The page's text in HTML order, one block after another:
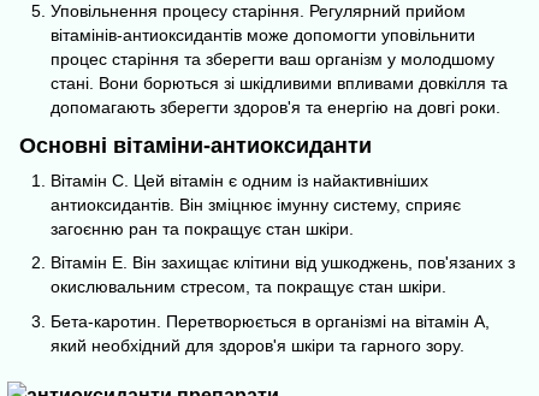
Уповільнення процесу старіння. Регулярний прийом
вітамінів-антиоксидантів може допомогти уповільнити
процес старіння та зберегти ваш організм у молодшому
стані. Вони борються зі шкідливими впливами довкілля та
допомагають зберегти здоров'я та енергію на довгі роки.
Основні вітаміни-антиоксиданти
Вітамін С. Цей вітамін є одним із найактивніших
антиоксидантів. Він зміцнює імунну систему, сприяє
загоєнню ран та покращує стан шкіри.
Вітамін Е. Він захищає клітини від ушкоджень, пов'язаних з
окислювальним стресом, та покращує стан шкіри.
Бета-каротин. Перетворюється в організмі на вітамін А,
який необхідний для здоров'я шкіри та гарного зору.